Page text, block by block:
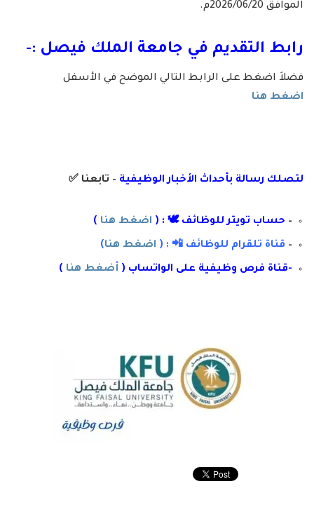
الموافق 2026/06/20م.
رابط التقديم في جامعة الملك فيصل :-
فضلاَ اضغط على الرابط التالي الموضح في الأسفل
اضغط هنا
لتصلك رسالة بأحداث الأخبار الوظيفية – تابعنا ✅
– حساب تويتر للوظائف 🕊 : ( اضغط هنا )
– قناة تلقرام للوظائف 📲 : ( اضغط هنا)
-قناة فرص وظيفية على الواتساب ( أضغط هنا )